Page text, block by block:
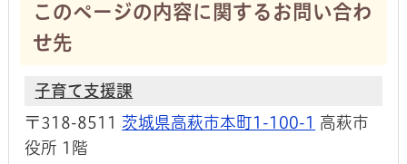
このページの内容に関するお問い合わ
せ先
子育て支援課
〒318-8511 茨城県高萩市本町1-100-1
高萩市
役所 1階